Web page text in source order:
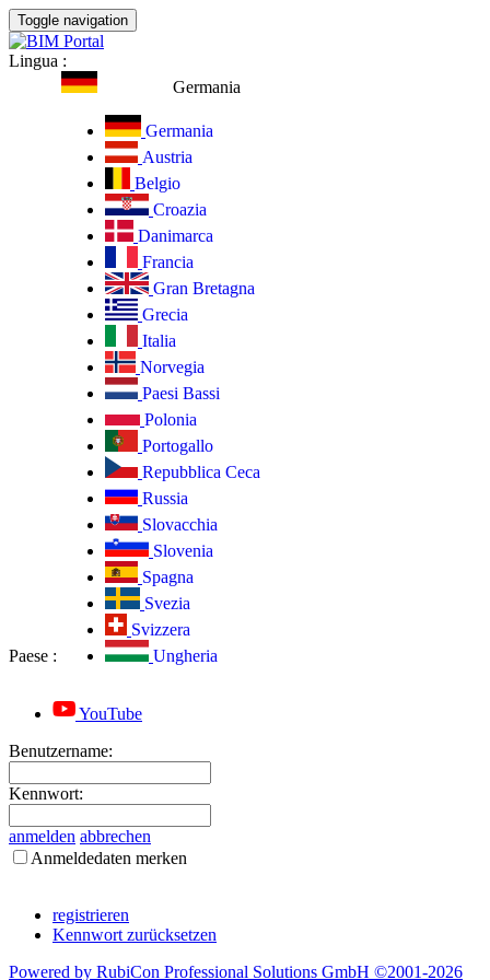
Toggle navigation
Lingua :
Paese :
Germania
Germania
Austria
Belgio
Croazia
Danimarca
Francia
Gran Bretagna
Grecia
Italia
Norvegia
Paesi Bassi
Polonia
Portogallo
Repubblica Ceca
Russia
Slovacchia
Slovenia
Spagna
Svezia
Svizzera
Ungheria
YouTube
Benutzername:
Kennwort:
anmelden abbrechen
Anmeldedaten merken
registrieren
Kennwort zurücksetzen
Powered by RubiCon Professional Solutions GmbH ©2001-2026